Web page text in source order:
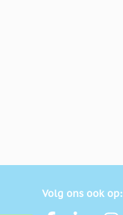
Volg ons ook op: